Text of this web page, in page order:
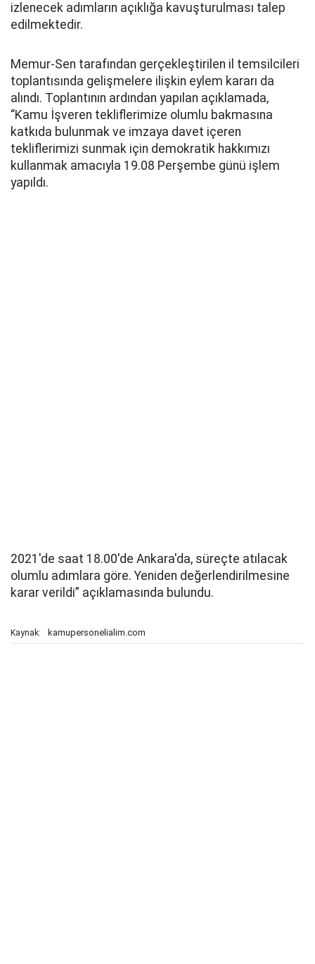
izlenecek adımların açıklığa kavuşturulması talep
edilmektedir.
Memur-Sen tarafından gerçekleştirilen il temsilcileri
toplantısında gelişmelere ilişkin eylem kararı da
alındı. Toplantının ardından yapılan açıklamada,
“Kamu İşveren tekliflerimize olumlu bakmasına
katkıda bulunmak ve imzaya davet içeren
tekliflerimizi sunmak için demokratik hakkımızı
kullanmak amacıyla 19.08 Perşembe günü işlem
yapıldı.
2021'de saat 18.00'de Ankara'da, süreçte atılacak
olumlu adımlara göre. Yeniden değerlendirilmesine
karar verildi” açıklamasında bulundu.
Kaynak: kamupersonelialim.com